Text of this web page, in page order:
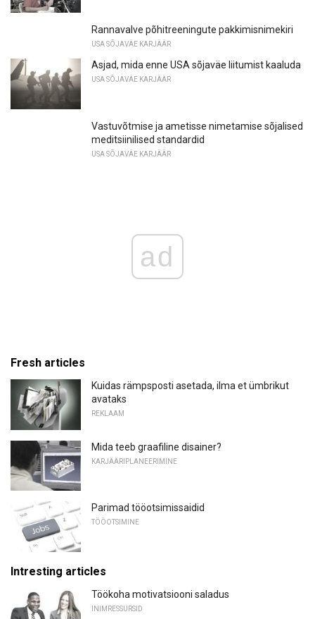
Rannavalve põhitreeningute pakkimisnimekiri
USA SÕJAVÄE KARJÄÄR
Asjad, mida enne USA sõjaväe liitumist kaaluda
USA SÕJAVÄE KARJÄÄR
Vastuvõtmise ja ametisse nimetamise sõjalised
meditsiinilised standardid
USA SÕJAVÄE KARJÄÄR
ad
Fresh articles
Kuidas rämpsposti asetada, ilma et ümbrikut
avataks
REKLAAM
Mida teeb graafiline disainer?
KARJÄÄRIPLANEERIMINE
Parimad tööotsimissaidid
TÖÖOTSIMINE
Intresting articles
Töökoha motivatsiooni saladus
INIMRESSURSID